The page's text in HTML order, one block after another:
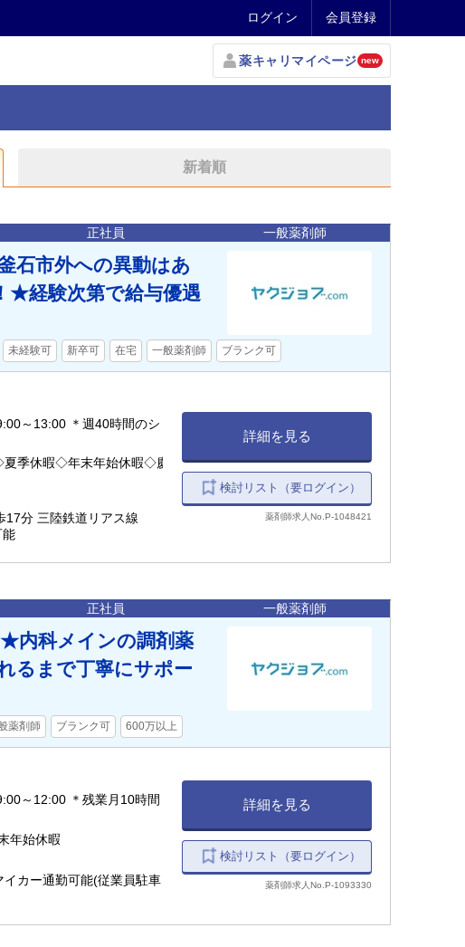
ログイン 会員登録
薬キャリマイページ new
新着順
正社員 一般薬剤師
石市外への異動はあ
★経験次第で給与優遇
未経験可 新卒可 在宅 一般薬剤師 ブランク可
～13:00 ＊週40時間のシ
季休暇◇年末年始休暇◇慶
分 三陸鉄道リアス線
能
詳細を見る
検討リスト（要ログイン）
薬剤師求人No.P-1048421
正社員 一般薬剤師
★内科メインの調剤薬
るまで丁寧にサポー
薬剤師 ブランク可 600万以上
～12:00 ＊残業月10時間
始休暇
カー通勤可能(従業員駐車
詳細を見る
検討リスト（要ログイン）
薬剤師求人No.P-1093330